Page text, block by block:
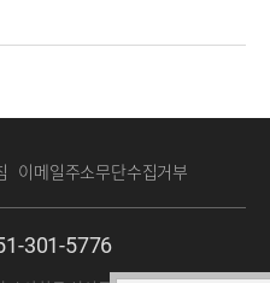
이메일주소무단수집거부
301-5776